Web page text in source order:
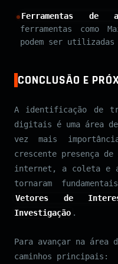
Ferramentas de
ferramentas como
podem ser utilizadas
CONCLUSÃO E
A identificação de
digitais é uma área de
vez mais
crescente presença
internet, a coleta e
tornaram
Vetores de
Investigação .
Para avançar na área
caminhos principais: